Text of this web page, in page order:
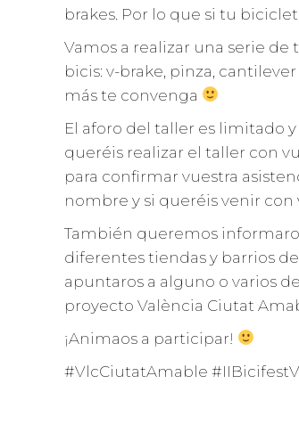
brakes. Por lo que si tu
Vamos a realizar una serie
bicis: v-brake, pinza,
más te convenga
El aforo del taller es limitado
queréis realizar el taller con
para confirmar vuestra
nombre y si queréis venir con
También queremos
diferentes tiendas y barrios
apuntaros a alguno o varios
proyecto València Ciutat
¡Animaos a participar!
#VlcCiutatAmable